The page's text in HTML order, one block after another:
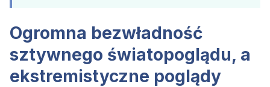
Ogromna bezwładność
sztywnego światopoglądu, a
ekstremistyczne poglądy